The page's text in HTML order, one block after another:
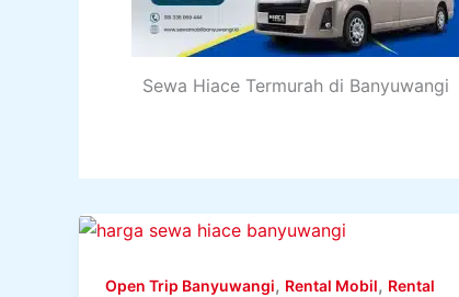
Sewa Hiace Termurah di Banyuwangi
Open Trip Banyuwangi, Rental Mobil, Rental